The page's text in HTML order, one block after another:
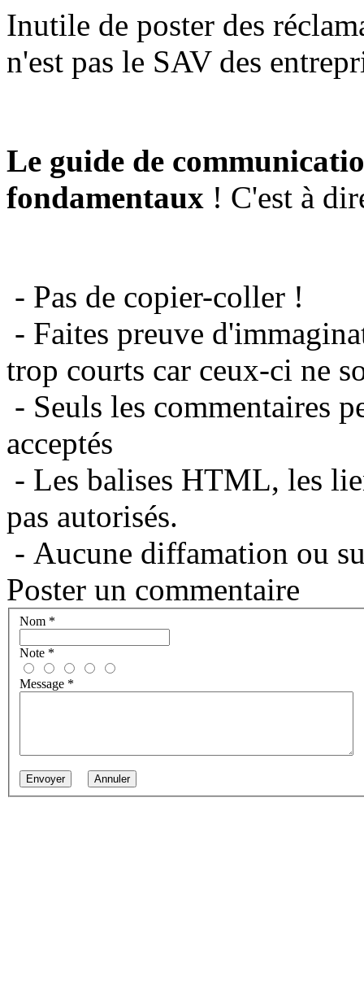
Inutile de poster des
n'est pas le SAV des
Le guide de
fondamentaux ! C'est à
- Pas de copier-coller !
- Faites preuve
trop courts car ceux-ci ne
- Seuls les commentaires
acceptés
- Les balises HTML, les
pas autorisés.
- Aucune diffamation ou
Poster un commentaire
Nom *
Note *
Message *